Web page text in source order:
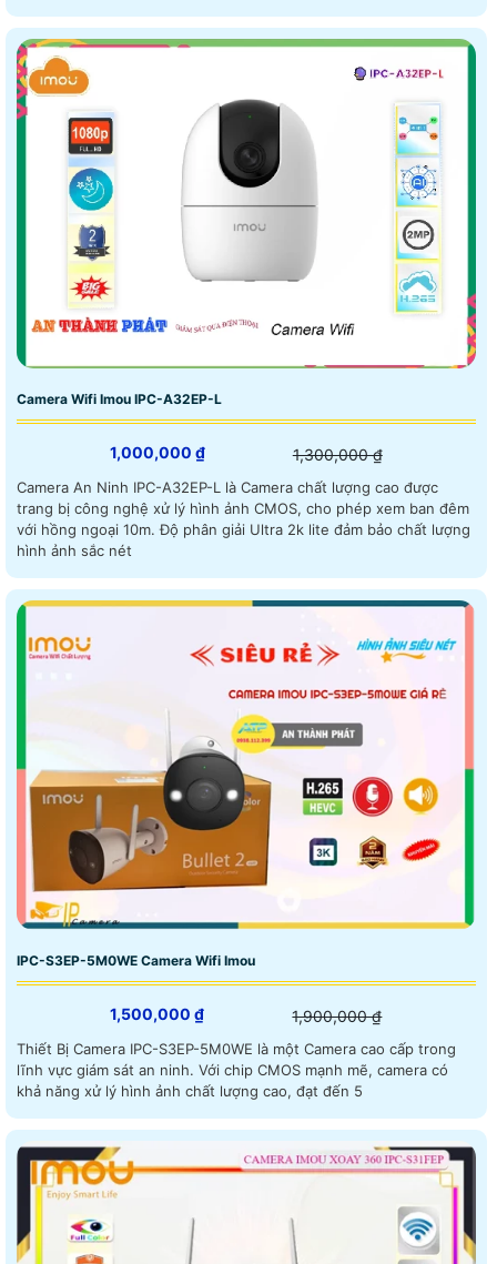
Camera Wifi Imou IPC-A32EP-L
1,000,000 ₫ 1,300,000 ₫
Camera An Ninh IPC-A32EP-L là Camera chất lượng cao được
trang bị công nghệ xử lý hình ảnh CMOS, cho phép xem ban đêm
với hồng ngoại 10m. Độ phân giải Ultra 2k lite đảm bảo chất lượng
hình ảnh sắc nét
IPC-S3EP-5M0WE Camera Wifi Imou
1,500,000 ₫ 1,900,000 ₫
Thiết Bị Camera IPC-S3EP-5M0WE là một Camera cao cấp trong
lĩnh vực giám sát an ninh. Với chip CMOS mạnh mẽ, camera có
khả năng xử lý hình ảnh chất lượng cao, đạt đến 5